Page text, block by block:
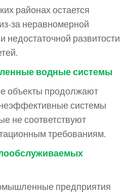
районах остается
за неравномерной
недостаточной развитости
водные системы
объекты продолжают
системы
не соответствуют
требованиям.
предприятия